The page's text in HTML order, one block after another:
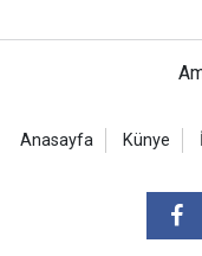
Anasayfa Künye